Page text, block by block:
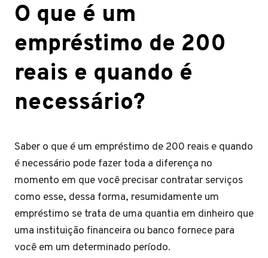
O que é um
empréstimo de 200
reais e quando é
necessário?
Saber o que é um empréstimo de 200 reais e quando
é necessário pode fazer toda a diferença no
momento em que você precisar contratar serviços
como esse, dessa forma, resumidamente um
empréstimo se trata de uma quantia em dinheiro que
uma instituição financeira ou banco fornece para
você em um determinado período.